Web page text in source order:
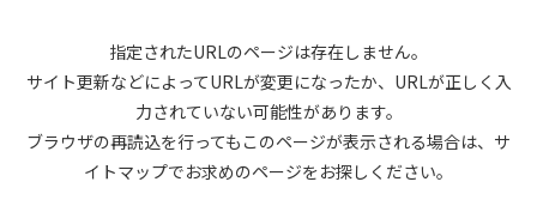
店舗をさがす
私たちのこだわり
指定されたURLのページは存在しません。
サイト更新などによってURLが変更になったか、URLが正しく入
力されていない可能性があります。
ブラウザの再読込を行ってもこのページが表示される場合は、サ
イトマップでお求めのページをお探しください。